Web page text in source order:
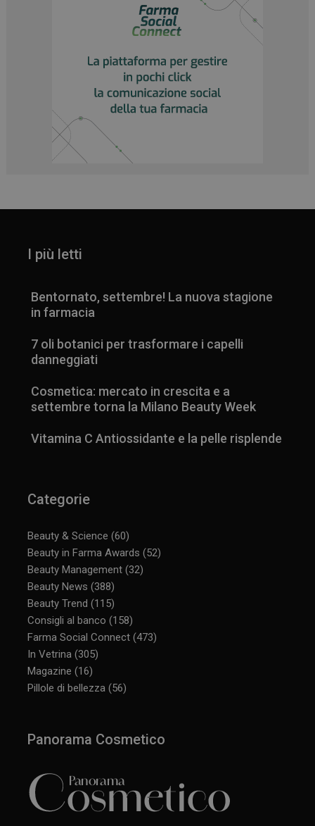
I più letti
Bentornato, settembre! La nuova stagione
in farmacia
7 oli botanici per trasformare i capelli
danneggiati
Cosmetica: mercato in crescita e a
settembre torna la Milano Beauty Week
Vitamina C Antiossidante e la pelle risplende
Categorie
Beauty & Science (60)
Beauty in Farma Awards (52)
Beauty Management (32)
Beauty News (388)
Beauty Trend (115)
Consigli al banco (158)
Farma Social Connect (473)
In Vetrina (305)
Magazine (16)
Pillole di bellezza (56)
Panorama Cosmetico